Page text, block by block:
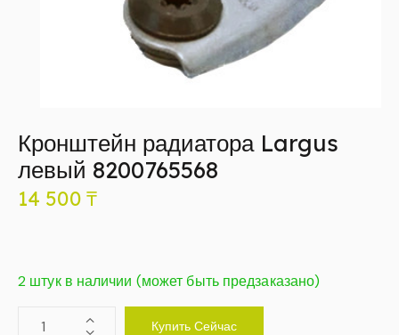
Кронштейн радиатора Largus
левый 8200765568
14 500 ₸
2 штук в наличии (может быть предзаказано)
Купить Сейчас